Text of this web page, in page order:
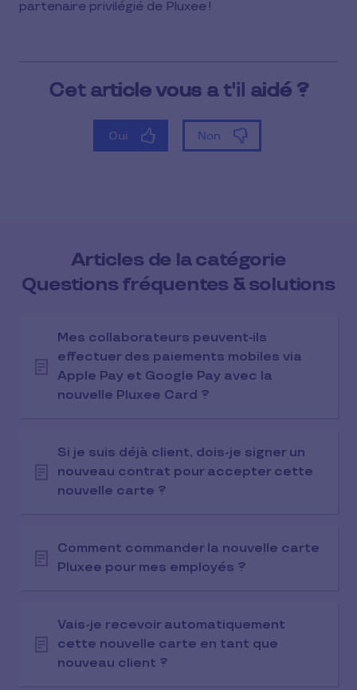
partenaire privilégié de Pluxee !
Articles de la catégorie
Questions fréquentes & solutions
Mes collaborateurs peuvent‑ils
effectuer des paiements mobiles via
Apple Pay et Google Pay avec la
nouvelle Pluxee Card ?
Si je suis déjà client, dois-je signer un
nouveau contrat pour accepter cette
nouvelle carte ?
Comment commander la nouvelle carte
Pluxee pour mes employés ?
Vais-je recevoir automatiquement
cette nouvelle carte en tant que
nouveau client ?